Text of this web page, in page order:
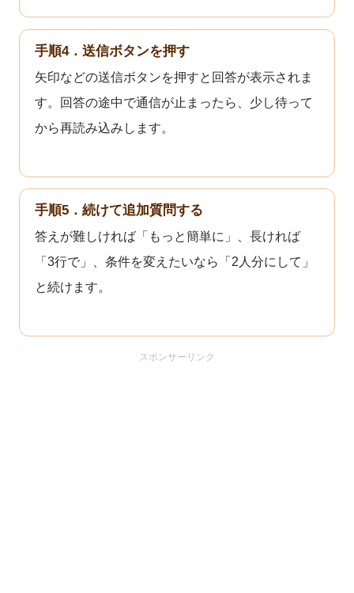
手順4．送信ボタンを押す
矢印などの送信ボタンを押すと回答が表示されま
す。回答の途中で通信が止まったら、少し待って
から再読み込みします。
手順5．続けて追加質問する
答えが難しければ「もっと簡単に」、長ければ
「3行で」、条件を変えたいなら「2人分にして」
と続けます。
スポンサーリンク